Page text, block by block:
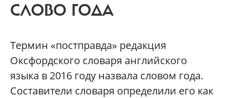
СЛОВО ГОДА
Термин «постправда» редакция
Оксфордского словаря английского
языка в 2016 году назвала словом года.
Составители словаря определили его как